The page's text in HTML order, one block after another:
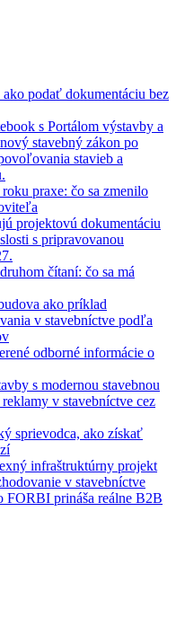
podať dokumentáciu bez
praxe: čo sa zmenilo
čítaní: čo sa má
odborné informácie o
sprievodca, ako získať
FORBI prináša reálne B2B